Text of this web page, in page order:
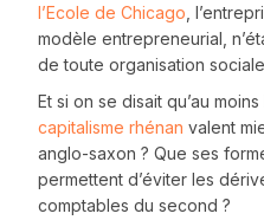
l’Ecole de Chicago ,
modèle entrepreneurial,
de toute organisation
Et si on se disait qu’au
capitalisme rhénan valent
anglo-saxon ? Que ses
permettent d’éviter les
comptables du second ?